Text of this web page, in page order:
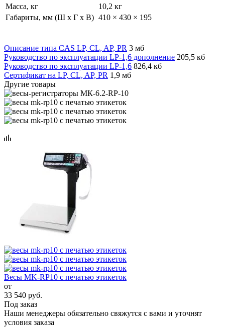
Масса, кг
10,2 кг
Габариты, мм (Ш х Г х В) 410 × 430 × 195
Описание типа CAS LP, CL, AP, PR 3 мб
Руководство по эксплуатации LP-1,6 дополнение 205,5 кб
Руководство по эксплуатации LP-1,6 826,4 кб
Сертификат на LP, CL, AP, PR 1,9 мб
Другие товары
Весы MK-RP10 с печатью этикеток
от
33 540 руб.
Под заказ
Наши менеджеры обязательно свяжутся с вами и уточнят
условия заказа